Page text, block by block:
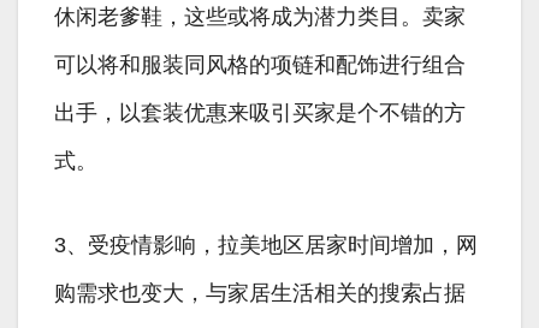
休闲老爹鞋，这些或将成为潜力类目。卖家
可以将和服装同风格的项链和配饰进行组合
出手，以套装优惠来吸引买家是个不错的方
式。
3、受疫情影响，拉美地区居家时间增加，网
购需求也变大，与家居生活相关的搜索占据